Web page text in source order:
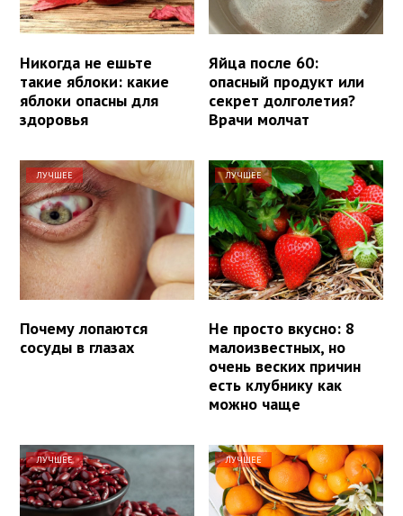
Никогда не ешьте
такие яблоки: какие
яблоки опасны для
здоровья
Яйца после 60:
опасный продукт или
секрет долголетия?
Врачи молчат
ЛУЧШЕЕ
Почему лопаются
сосуды в глазах
ЛУЧШЕЕ
Не просто вкусно: 8
малоизвестных, но
очень веских причин
есть клубнику как
можно чаще
ЛУЧШЕЕ ЛУЧШЕЕ